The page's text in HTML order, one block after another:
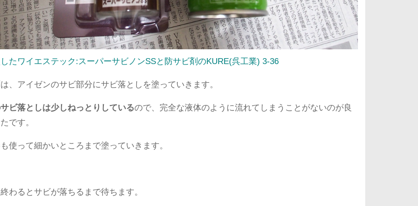
たワイエステック:スーパーサビノンSSと防サビ剤のKURE(呉工業) 3-36
は、アイゼンのサビ部分にサビ落としを塗っていきます。
ビ落としは少しねっとりしているので、完全な液体のように流れてしまうことがないのが良
です。
使って細かいところまで塗っていきます。
わるとサビが落ちるまで待ちます。